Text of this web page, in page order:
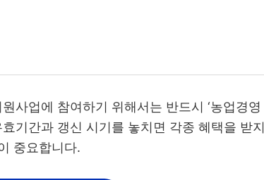
사업에 참여하기 위해서는 반드시 ‘농업경영
기간과 갱신 시기를 놓치면 각종 혜택을 받지
중요합니다.